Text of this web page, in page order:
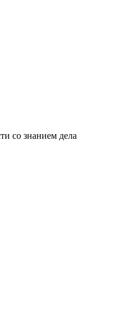
со знанием дела